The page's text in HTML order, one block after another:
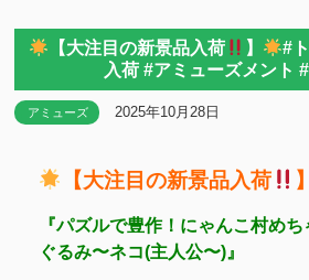
【大注目の新景品入荷 】
#
入荷 #アミューズメント
アミューズ 2025年10月28日
【大注目の新景品入荷 】
『パズルで豊作！にゃんこ村め
ぐるみ〜ネコ(主人公〜)』